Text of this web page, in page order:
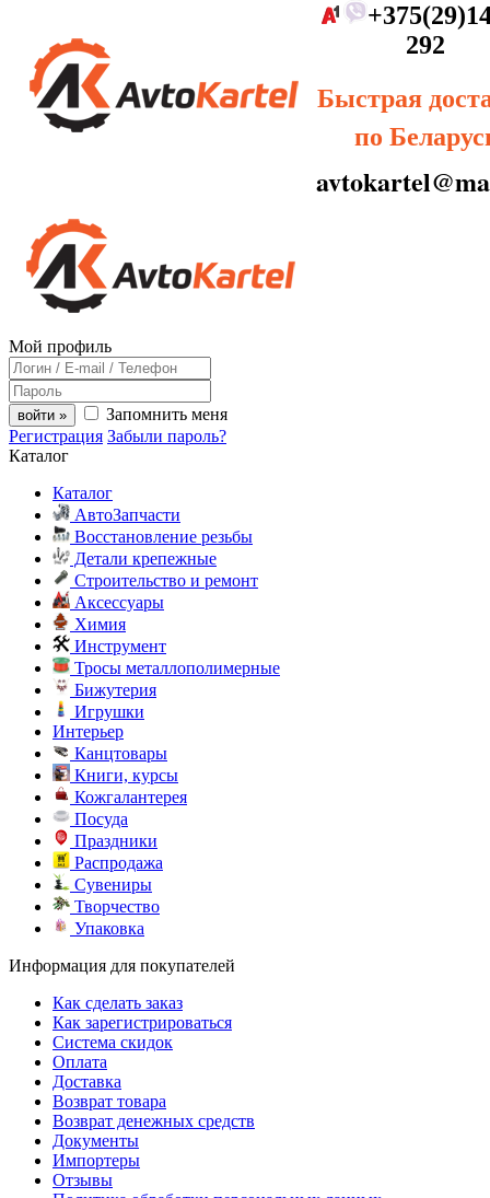
292
Быстрая
по
Мой профиль
войти »
Запомнить меня
Регистрация Забыли пароль?
Каталог
Каталог
АвтоЗапчасти
Восстановление резьбы
Детали крепежные
Строительство и ремонт
Аксессуары
Химия
Инструмент
Тросы металлополимерные
Бижутерия
Игрушки
Интерьер
Канцтовары
Книги, курсы
Кожгалантерея
Посуда
Праздники
Распродажа
Сувениры
Творчество
Упаковка
Информация для покупателей
Как сделать заказ
Как зарегистрироваться
Система скидок
Оплата
Доставка
Возврат товара
Возврат денежных средств
Документы
Импортеры
Отзывы